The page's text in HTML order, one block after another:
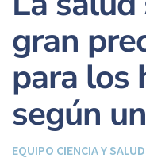
gran
para los
según
EQUIPO CIENCIA Y SALUD